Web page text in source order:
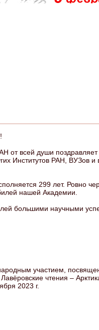
от всей души
Институтов РАН, ВУЗов
299 лет. Ровно
нашей Академии.
большими научными
участием,
чтения –
2023 г.